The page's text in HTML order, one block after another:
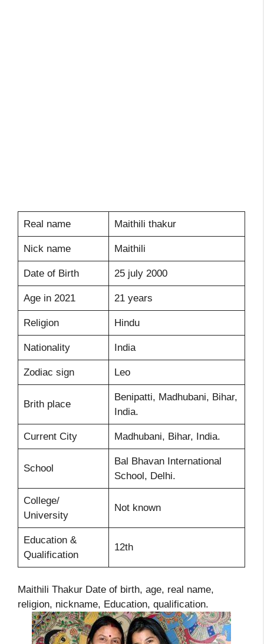
Real name Maithili thakur
Nick name Maithili
Date of Birth 25 july 2000
Age in 2021 21 years
Religion Hindu
Nationality India
Zodiac sign Leo
Brith place
Benipatti, Madhubani, Bihar,
India.
Current City Madhubani, Bihar, India.
School
Bal Bhavan International
School, Delhi.
College/
University
Not known
Education &
Qualification
12th
Maithili Thakur Date of birth, age, real name,
religion, nickname, Education, qualification.